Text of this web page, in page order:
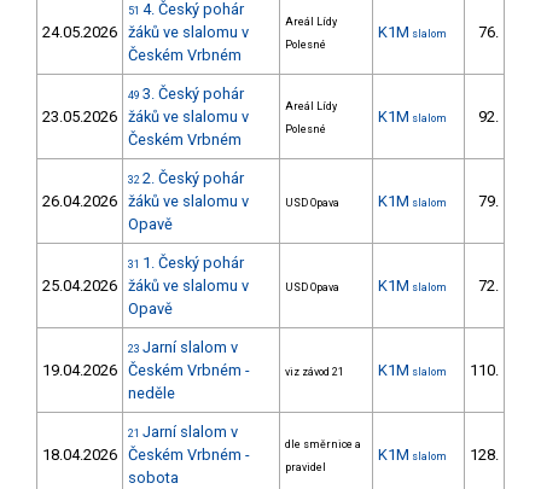
24.05.2026
51 4. Český pohár
žáků ve slalomu v
Českém Vrbném
Areál Lídy
Polesné
K1M slalom 76.
23.05.2026
49 3. Český pohár
žáků ve slalomu v
Českém Vrbném
Areál Lídy
Polesné
K1M slalom 92.
26.04.2026
32 2. Český pohár
žáků ve slalomu v
Opavě
USD Opava K1M slalom 79.
25.04.2026
31 1. Český pohár
žáků ve slalomu v
Opavě
USD Opava K1M slalom 72.
19.04.2026
23 Jarní slalom v
Českém Vrbném -
neděle
viz závod 21 K1M slalom 110.
18.04.2026
21 Jarní slalom v
Českém Vrbném -
sobota
dle směrnice a
pravidel
K1M slalom 128.